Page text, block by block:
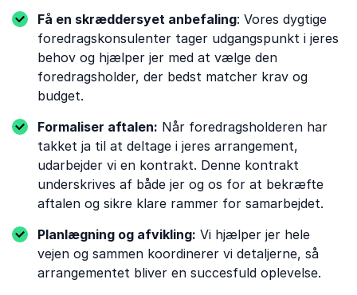
Få en skræddersyet anbefaling: Vores dygtige
foredragskonsulenter tager udgangspunkt i jeres
behov og hjælper jer med at vælge den
foredragsholder, der bedst matcher krav og
budget.
Formaliser aftalen: Når foredragsholderen har
takket ja til at deltage i jeres arrangement,
udarbejder vi en kontrakt. Denne kontrakt
underskrives af både jer og os for at bekræfte
aftalen og sikre klare rammer for samarbejdet.
Planlægning og afvikling: Vi hjælper jer hele
vejen og sammen koordinerer vi detaljerne, så
arrangementet bliver en succesfuld oplevelse.